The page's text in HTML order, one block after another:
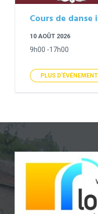
Cours de danse
10 AOÛT 2026
9h00 -17h00
PLUS